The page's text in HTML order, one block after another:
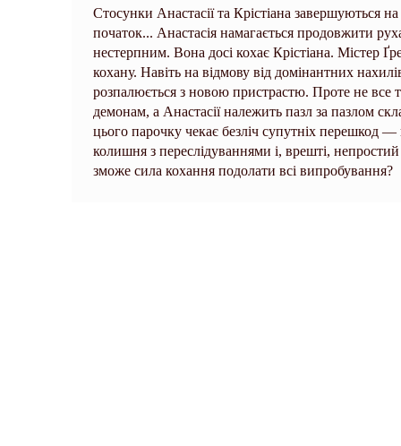
Стосунки Анастасії та Крістіана завершуються
початок... Анастасія намагається продовжити
нестерпним. Вона досі кохає Крістіана. Містер
кохану. Навіть на відмову від домінантних
розпалюється з новою пристрастю. Проте не все
демонам, а Анастасії належить пазл за пазлом
цього парочку чекає безліч супутніх перешкод —
колишня з переслідуваннями і, врешті,
зможе сила кохання подолати всі випробування?